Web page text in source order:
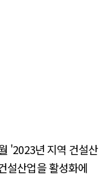
'2023년 지역 건설산
설산업을 활성화에